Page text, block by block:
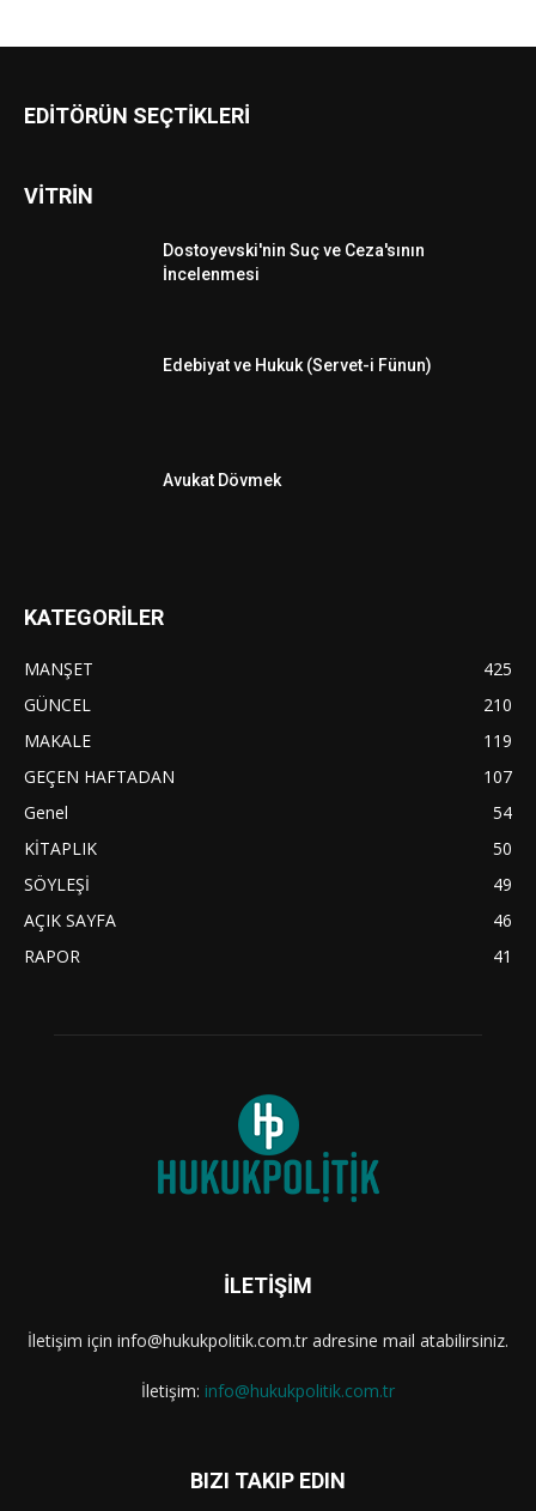
EDİTÖRÜN SEÇTİKLERİ
VİTRİN
Dostoyevski'nin Suç ve Ceza'sının
İncelenmesi
Edebiyat ve Hukuk (Servet-i Fünun)
Avukat Dövmek
KATEGORİLER
MANŞET
425
GÜNCEL
210
MAKALE
119
GEÇEN HAFTADAN
107
Genel
54
KİTAPLIK
50
SÖYLEŞİ
49
AÇIK SAYFA
46
RAPOR
41
İLETİŞİM
İletişim için info@hukukpolitik.com.tr adresine mail atabilirsiniz.
İletişim: info@hukukpolitik.com.tr
BIZI TAKIP EDIN